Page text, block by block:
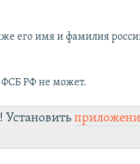
его имя и фамилия
ФСБ РФ не может.
Установить